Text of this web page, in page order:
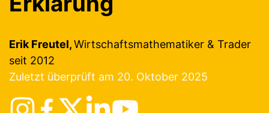
Erik Freutel,Wirtschaftsmathematiker & Trader
seit 2012
Zuletzt überprüft am 20. Oktober 2025